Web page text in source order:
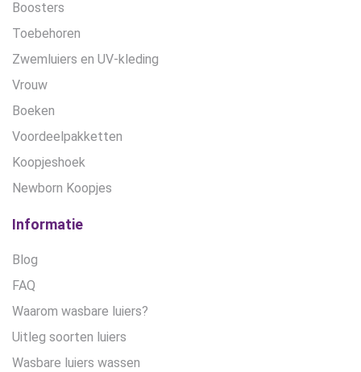
Boosters
Toebehoren
Zwemluiers en UV-kleding
Vrouw
Boeken
Voordeelpakketten
Koopjeshoek
Newborn Koopjes
Informatie
Blog
FAQ
Waarom wasbare luiers?
Uitleg soorten luiers
Wasbare luiers wassen